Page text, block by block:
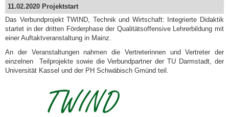
11.02.2020 Projektstart
Das Verbundprojekt TWIND, Technik und Wirtschaft: Integrierte Didaktik
startet in der dritten Förderphase der Qualitätsoffensive Lehrerbildung mit
einer Auftaktveranstaltung in Mainz.
An der Veranstaltungen nahmen die Vertreterinnen und Vertreter der
einzelnen Teilprojekte sowie die Verbundpartner der TU Darmstadt, der
Universität Kassel und der PH Schwäbisch Gmünd teil.